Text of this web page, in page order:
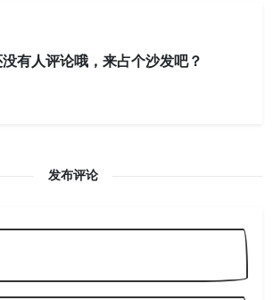
有人评论哦，来占个沙发吧？
发布评论